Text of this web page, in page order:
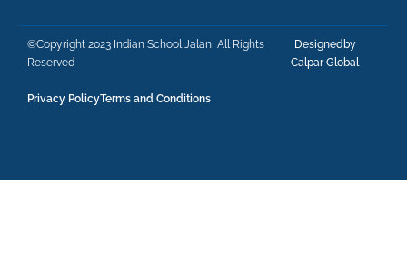
©Copyright 2023 Indian School Jalan, All Rights
Reserved
Designedby
Calpar Global
Privacy PolicyTerms and Conditions